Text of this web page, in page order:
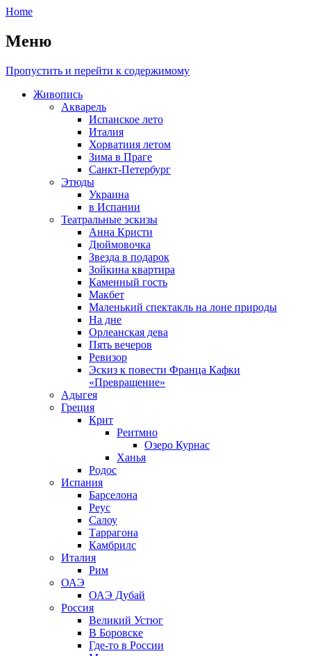
Home
Меню
Пропустить и перейти к содержимому
Живопись
Акварель
Испанское лето
Италия
Хорватиия летом
Зима в Праге
Санкт-Петербург
Этюды
Украина
в Испании
Театральные эскизы
Анна Кристи
Дюймовочка
Звезда в подарок
Зойкина квартира
Каменный гость
Макбет
Маленький спектакль на лоне природы
На дне
Орлеанская дева
Пять вечеров
Ревизор
Эскиз к повести Франца Кафки
«Превращение»
Адыгея
Греция
Крит
Реитмно
Озеро Курнас
Ханья
Родос
Испания
Барселона
Реус
Салоу
Таррагона
Камбрилс
Италия
Рим
ОАЭ
ОАЭ Дубай
Россия
Великий Устюг
В Боровске
Где-то в России